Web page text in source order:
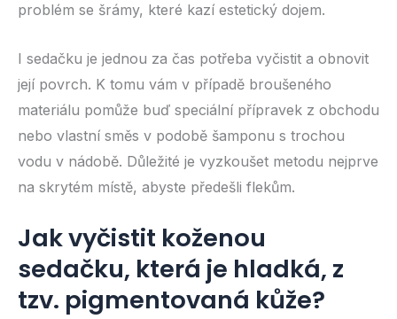
problém se šrámy, které kazí estetický dojem.
I sedačku je jednou za čas potřeba vyčistit a obnovit
její povrch. K tomu vám v případě broušeného
materiálu pomůže buď speciální přípravek z obchodu
nebo vlastní směs v podobě šamponu s trochou
vodu v nádobě. Důležité je vyzkoušet metodu nejprve
na skrytém místě, abyste předešli flekům.
Jak vyčistit koženou
sedačku, která je hladká, z
tzv. pigmentovaná kůže?